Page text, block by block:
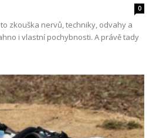
0
zkouška nervů, techniky, odvahy a
i vlastní pochybnosti. A právě tady